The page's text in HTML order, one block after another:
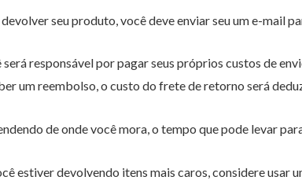
devolver seu produto, você deve enviar seu um e-mail
será responsável por pagar seus próprios custos de
um reembolso, o custo do frete de retorno será
de onde você mora, o tempo que pode levar
estiver devolvendo itens mais caros, considere usar